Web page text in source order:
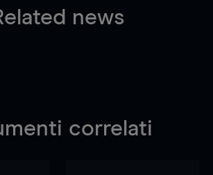
news
correlati